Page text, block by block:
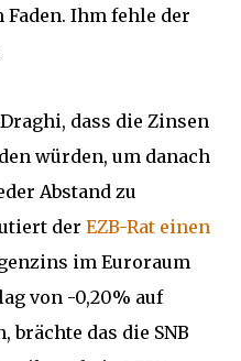
Ihm fehle der
dass die Zinsen
würden, um danach
Abstand zu
der EZB-Rat einen
im Euroraum
von -0,20% auf
brächte das die SNB